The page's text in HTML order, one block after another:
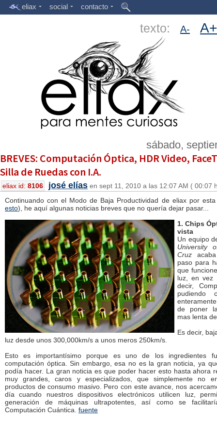
eliax social contacto
texto: A- A+
sábado,
BREVES: Computación Óptica, HDR Video,
Silla de Ruedas con I.A.
eliax id: 8106 josé elías en sept 11, 2010 a las 12:07 AM ( 00:07
Continuando con el Modo de Baja Productividad de eliax por
esto), he aquí algunas noticias breves que no quería dejar pasar...
1. Chips
vista
Un equipo
University
Cruz
paso para
que
luz, en vez
decir,
pudiendo
de poner
mas lenta
Es decir,
luz desde unos 300,000km/s a unos meros 250km/s.
Esto es importantísimo porque es uno de los ingredientes
computación óptica. Sin embargo, esa no es la gran noticia, ya
podía hacer. La gran noticia es que poder hacer esto hasta ahora
muy grandes, caros y especializados, que simplemente no
productos de consumo masivo. Pero con este avance, nos
día cuando nuestros dispositivos electrónicos utilicen luz,
generación de máquinas ultrapotentes, así como se
Computación Cuántica. fuente